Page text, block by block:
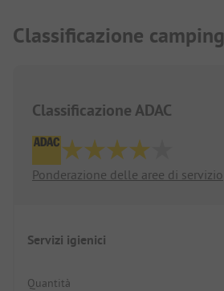
Classificazione camping
Classificazione ADAC
Ponderazione delle aree di servizio
Servizi igienici
Quantità